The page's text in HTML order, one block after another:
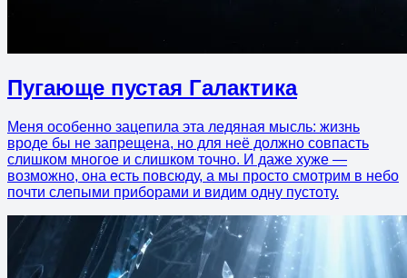
Пугающе пустая Галактика
Меня особенно зацепила эта ледяная мысль: жизнь
вроде бы не запрещена, но для неё должно совпасть
слишком многое и слишком точно. И даже хуже —
возможно, она есть повсюду, а мы просто смотрим в небо
почти слепыми приборами и видим одну пустоту.